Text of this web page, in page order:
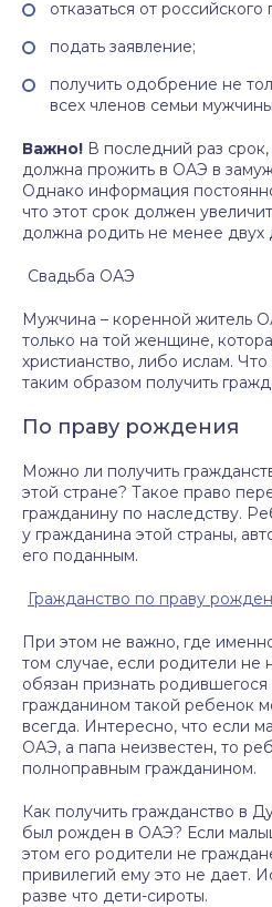
отказаться от российского
подать заявление;
получить одобрение не
всех членов семьи
Важно! В последний раз
должна прожить в ОАЭ в
Однако информация
что этот срок должен
должна родить не менее двух
Свадьба ОАЭ
Мужчина – коренной житель
только на той женщине,
христианство, либо ислам.
таким образом получить
По праву рождения
Можно ли получить
этой стране? Такое право
гражданину по наследству.
у гражданина этой страны,
его поданным.
Гражданство по праву
При этом не важно, где
том случае, если родители не
обязан признать
гражданином такой ребенок
всегда. Интересно, что если
ОАЭ, а папа неизвестен, то
полноправным гражданином.
Как получить гражданство в
был рожден в ОАЭ? Если
этом его родители не
привилегий ему это не дает.
разве что дети-сироты.